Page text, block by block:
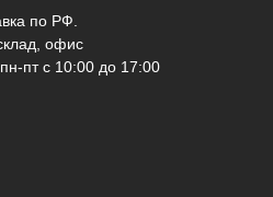
по РФ.
офис
пт с 10:00 до 17:00